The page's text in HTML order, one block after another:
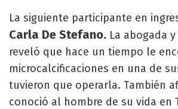
La siguiente participante en
Carla De Stefano. La abogada
reveló que hace un tiempo le
microcalcificaciones en una de
tuvieron que operarla. También
conoció al hombre de su vida en